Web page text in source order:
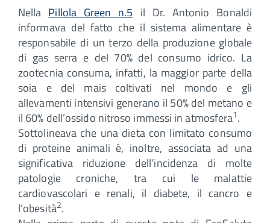
Nella Pillola Green n.5 il Dr. Antonio Bonaldi
informava del fatto che il sistema alimentare è
responsabile di un terzo della produzione globale
di gas serra e del 70% del consumo idrico. La
zootecnia consuma, infatti, la maggior parte della
soia e del mais coltivati nel mondo e gli
allevamenti intensivi generano il 50% del metano e
il 60% dell’ossido nitroso immessi in atmosfera1.
Sottolineava che una dieta con limitato consumo
di proteine animali è, inoltre, associata ad una
significativa riduzione dell’incidenza di molte
patologie croniche, tra cui le malattie
cardiovascolari e renali, il diabete, il cancro e
l’obesità2.